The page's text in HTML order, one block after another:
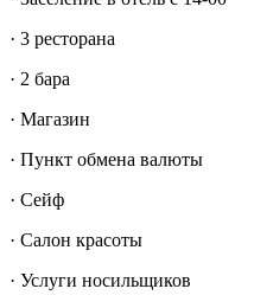
· 3 ресторана
· 2 бара
· Магазин
· Пункт обмена валюты
· Сейф
· Салон красоты
· Услуги носильщиков